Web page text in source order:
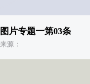
图片专题一第03条
来源：